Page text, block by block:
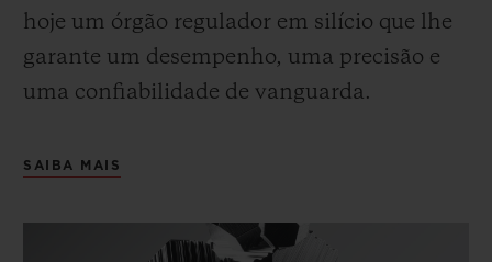
hoje um órgão regulador em silício que lhe
garante um desempenho, uma precisão e
uma confiabilidade de vanguarda.
SAIBA MAIS